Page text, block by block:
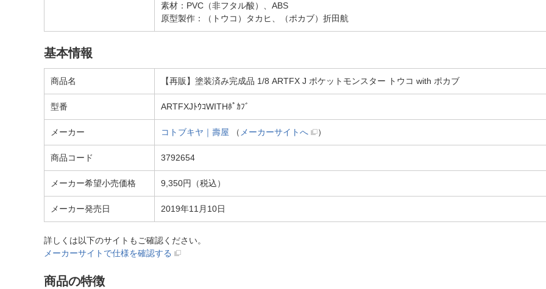
素材：PVC（非フタル酸）、ABS
原型製作：（トウコ）タカヒ、（ポカブ）折田航
基本情報
商品名 【再販】塗装済み完成品 1/8 ARTFX J ポケットモンスター トウコ with ポカブ
型番 ARTFXJﾄｳｺWITHﾎﾟｶﾌﾞ
メーカー コトブキヤ｜壽屋 （ メーカーサイトへ ）
商品コード 3792654
メーカー希望小売価格 9,350円（税込）
メーカー発売日 2019年11月10日
詳しくは以下のサイトもご確認ください。
メーカーサイトで仕様を確認する
商品の特徴